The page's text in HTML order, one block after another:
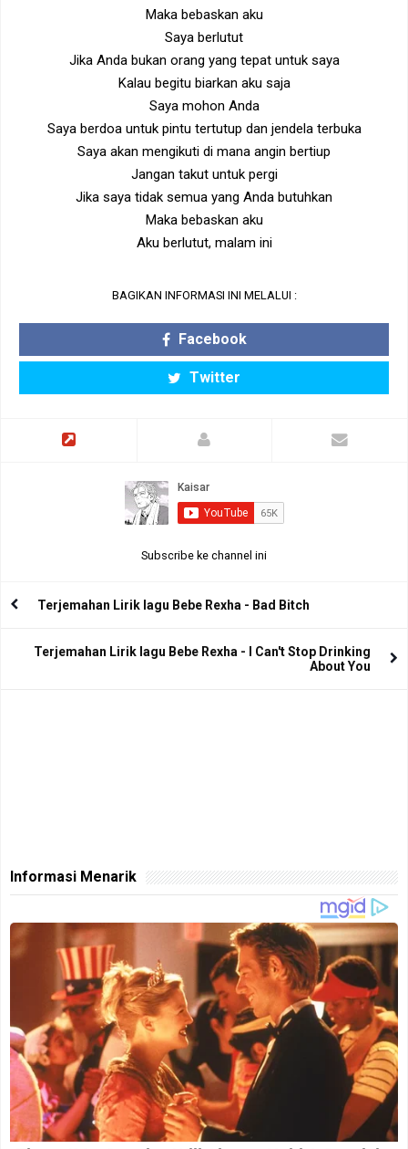
Maka bebaskan aku
Saya berlutut
Jika Anda bukan orang yang tepat untuk saya
Kalau begitu biarkan aku saja
Saya mohon Anda
Saya berdoa untuk pintu tertutup dan jendela terbuka
Saya akan mengikuti di mana angin bertiup
Jangan takut untuk pergi
Jika saya tidak semua yang Anda butuhkan
Maka bebaskan aku
Aku berlutut, malam ini
BAGIKAN INFORMASI INI MELALUI :
Facebook
Twitter
Subscribe ke channel ini
Terjemahan Lirik lagu Bebe Rexha - Bad Bitch
Terjemahan Lirik lagu Bebe Rexha - I Can't Stop Drinking
About You
Informasi Menarik